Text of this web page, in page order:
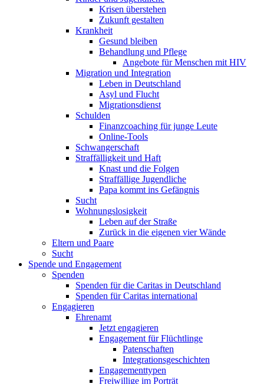
Krisen überstehen
Zukunft gestalten
Krankheit
Gesund bleiben
Behandlung und Pflege
Angebote für Menschen mit HIV
Migration und Integration
Leben in Deutschland
Asyl und Flucht
Migrationsdienst
Schulden
Finanzcoaching für junge Leute
Online-Tools
Schwangerschaft
Straffälligkeit und Haft
Knast und die Folgen
Straffällige Jugendliche
Papa kommt ins Gefängnis
Sucht
Wohnungslosigkeit
Leben auf der Straße
Zurück in die eigenen vier Wände
Eltern und Paare
Sucht
Spende und Engagement
Spenden
Spenden für die Caritas in Deutschland
Spenden für Caritas international
Engagieren
Ehrenamt
Jetzt engagieren
Engagement für Flüchtlinge
Patenschaften
Integrationsgeschichten
Engagementtypen
Freiwillige im Porträt